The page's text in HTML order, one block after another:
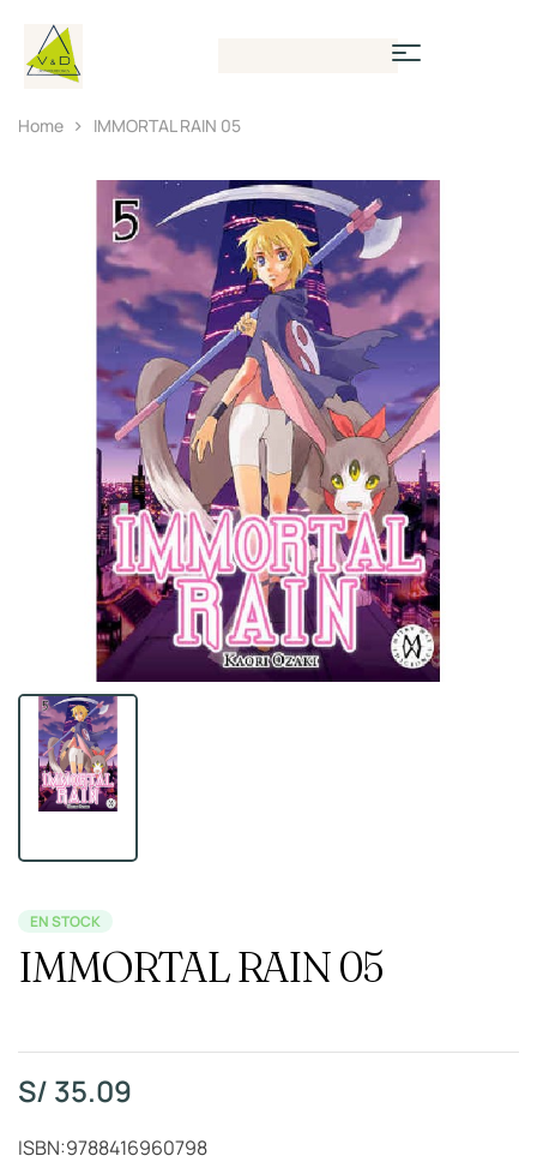
Home IMMORTAL RAIN 05
EN STOCK
IMMORTAL RAIN 05
S/ 35.09
ISBN:9788416960798